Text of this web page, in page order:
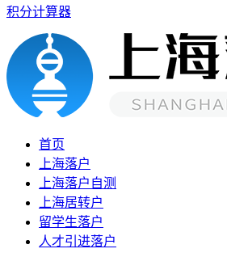
积分计算器
首页
上海落户
上海落户自测
上海居转户
留学生落户
人才引进落户